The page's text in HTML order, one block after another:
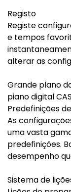
Registo
Registe
e tempos
alterar as
Grande plano
piano digital
Predefinições
As
uma vasta
predefinições.
desempenho
Sistema de